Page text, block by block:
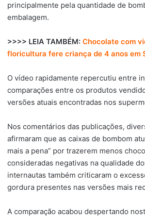
principalmente pela quantidade de
embalagem.
>>>> LEIA TAMBÉM: Chocolate com
floricultura fere criança de 4 anos em
O vídeo rapidamente repercutiu entre
comparações entre os produtos
versões atuais encontradas nos
Nos comentários das publicações,
afirmaram que as caixas de bombom
mais a pena” por trazerem menos
consideradas negativas na qualidade
internautas também criticaram o
gordura presentes nas versões mais
A comparação acabou despertando